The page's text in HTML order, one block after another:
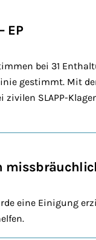
EP
bei 31
gestimmt. Mit
SLAPP-
eine Einigung